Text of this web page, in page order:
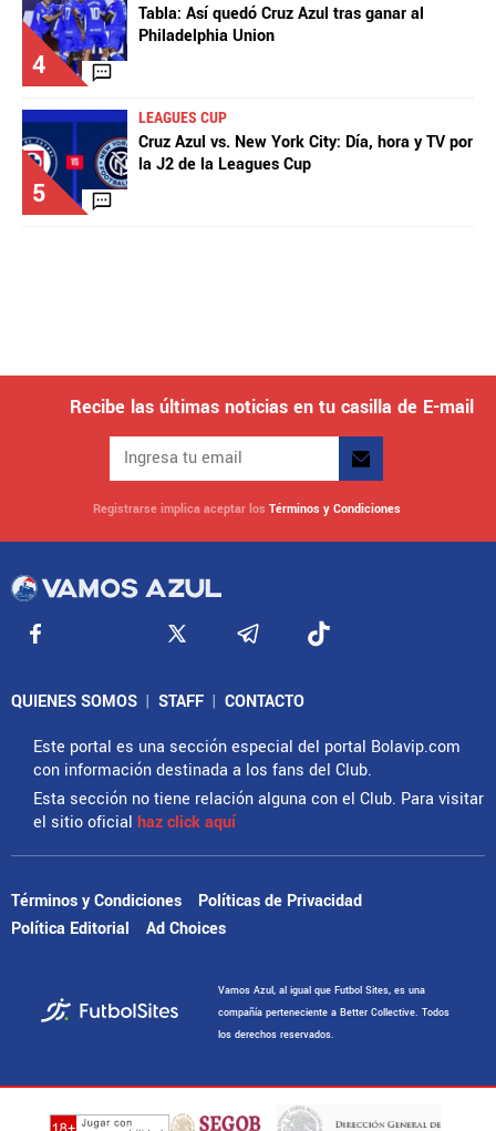
4
Tabla: Así quedó Cruz Azul tras ganar al
Philadelphia Union
5
LEAGUES CUP
Cruz Azul vs. New York City: Día, hora y TV por
la J2 de la Leagues Cup
Recibe las últimas noticias en tu casilla de E-mail
Registrarse implica aceptar los Términos y Condiciones
QUIENES SOMOS | STAFF | CONTACTO
Este portal es una sección especial del portal Bolavip.com
con información destinada a los fans del Club.
Esta sección no tiene relación alguna con el Club. Para visitar
el sitio oficial haz click aquí
Términos y Condiciones
Políticas de Privacidad
Política Editorial
Ad Choices
Vamos Azul, al igual que Futbol Sites, es una
compañía perteneciente a Better Collective. Todos
los derechos reservados.